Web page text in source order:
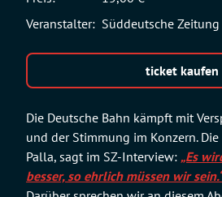
Die Deutsche Bahn kämpft mit
und der Stimmung im Konzern.
Palla, sagt im SZ-Interview: „Es
besser, so ehrlich müssen wir sein.“
Veranstalter: Süddeutsche Zeitung
ticket kaufen